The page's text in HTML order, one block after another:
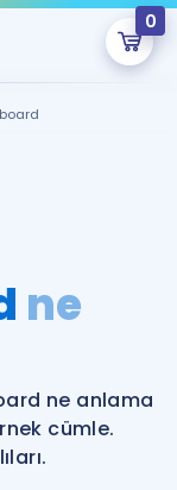
0
eğitim seni
ne
ne anlama
cümle.